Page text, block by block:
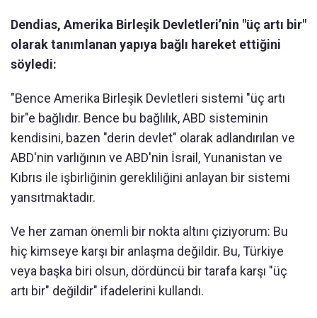
Dendias, Amerika Birleşik Devletleri’nin "üç artı bir"
olarak tanımlanan yapıya bağlı hareket ettiğini
söyledi:
"Bence Amerika Birleşik Devletleri sistemi "üç artı
bir"e bağlıdır. Bence bu bağlılık, ABD sisteminin
kendisini, bazen "derin devlet" olarak adlandırılan ve
ABD'nin varlığının ve ABD'nin İsrail, Yunanistan ve
Kıbrıs ile işbirliğinin gerekliliğini anlayan bir sistemi
yansıtmaktadır.
Ve her zaman önemli bir nokta altını çiziyorum: Bu
hiç kimseye karşı bir anlaşma değildir. Bu, Türkiye
veya başka biri olsun, dördüncü bir tarafa karşı "üç
artı bir" değildir" ifadelerini kullandı.